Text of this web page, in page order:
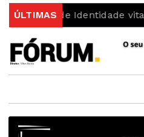
ÚLTIMASvitalício deixou